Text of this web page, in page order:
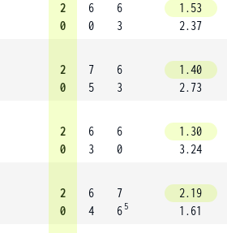
2
0
6
0
6
3
1.53
2.37
2
0
7
5
6
3
1.40
2.73
2
0
6
3
6
0
1.30
3.24
2
0
6
4
7
6 5
2.19
1.61